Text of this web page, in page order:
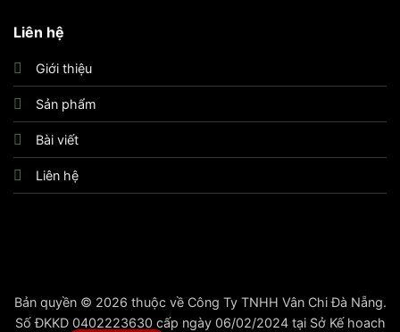
Liên hệ
Giới thiệu
Sản phẩm
Bài viết
Liên hệ
Bản quyền © 2026 thuộc về Công Ty TNHH Vân Chi Đà Nẵng.
Số ĐKKD 0402223630 cấp ngày 06/02/2024 tại Sở Kế hoach